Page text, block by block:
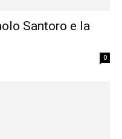
Santoro e la
0